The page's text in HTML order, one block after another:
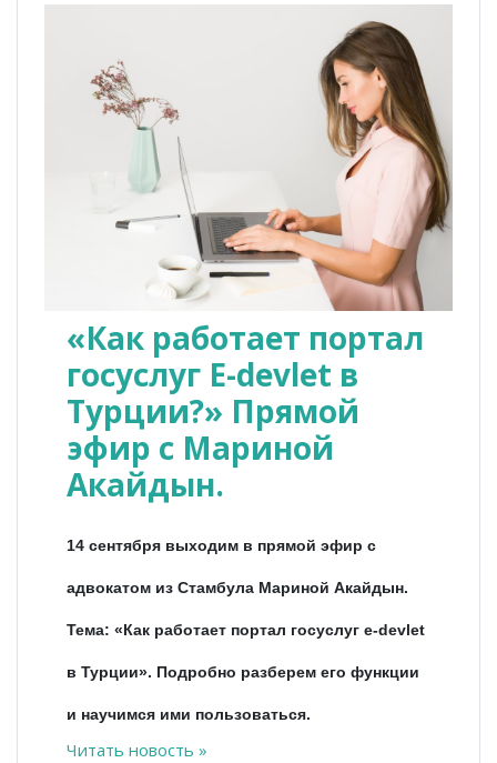
«Как работает портал
госуслуг E-devlet в
Турции?» Прямой
эфир с Мариной
Акайдын.
14 сентября выходим в прямой эфир с
адвокатом из Стамбула Мариной Акайдын.
Тема: «Как работает портал госуслуг e-devlet
в Турции». Подробно разберем его функции
и научимся ими пользоваться.
Читать новость »